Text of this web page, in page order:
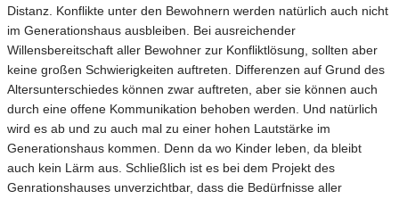
Distanz. Konflikte unter den Bewohnern werden natürlich auch nicht
im Generationshaus ausbleiben. Bei ausreichender
Willensbereitschaft aller Bewohner zur Konfliktlösung, sollten aber
keine großen Schwierigkeiten auftreten. Differenzen auf Grund des
Altersunterschiedes können zwar auftreten, aber sie können auch
durch eine offene Kommunikation behoben werden. Und natürlich
wird es ab und zu auch mal zu einer hohen Lautstärke im
Generationshaus kommen. Denn da wo Kinder leben, da bleibt
auch kein Lärm aus. Schließlich ist es bei dem Projekt des
Genrationshauses unverzichtbar, dass die Bedürfnisse aller